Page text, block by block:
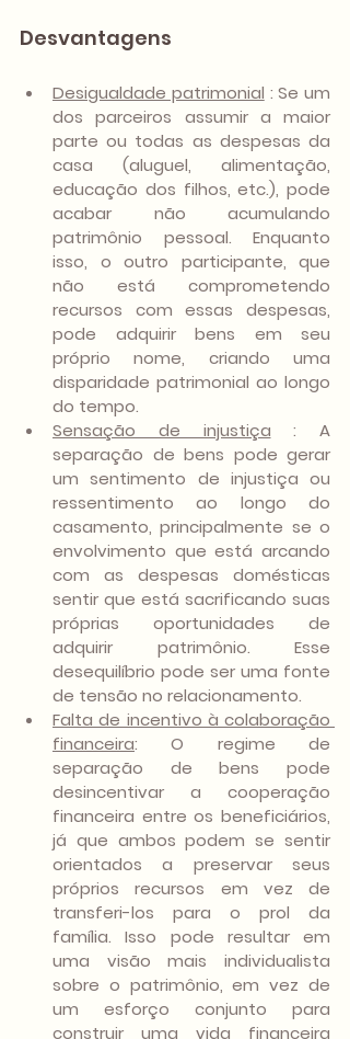
Desvantagens
Desigualdade patrimonial : Se um
dos parceiros assumir a maior
parte ou todas as despesas da
casa (aluguel, alimentação,
educação dos filhos, etc.), pode
acabar não acumulando
patrimônio pessoal. Enquanto
isso, o outro participante, que
não está comprometendo
recursos com essas despesas,
pode adquirir bens em seu
próprio nome, criando uma
disparidade patrimonial ao longo
do tempo.
Sensação de injustiça : A
separação de bens pode gerar
um sentimento de injustiça ou
ressentimento ao longo do
casamento, principalmente se o
envolvimento que está arcando
com as despesas domésticas
sentir que está sacrificando suas
próprias oportunidades de
adquirir patrimônio. Esse
desequilíbrio pode ser uma fonte
de tensão no relacionamento.
Falta de incentivo à colaboração
financeira: O regime de
separação de bens pode
desincentivar a cooperação
financeira entre os beneficiários,
já que ambos podem se sentir
orientados a preservar seus
próprios recursos em vez de
transferi-los para o prol da
família. Isso pode resultar em
uma visão mais individualista
sobre o patrimônio, em vez de
um esforço conjunto para
construir uma vida financeira